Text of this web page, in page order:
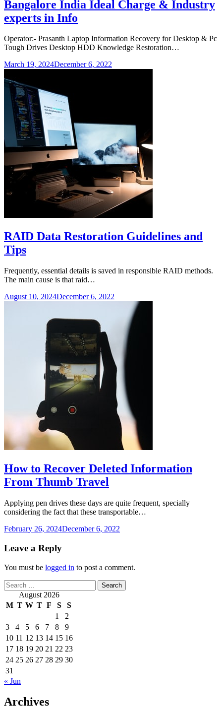
Bangalore India Ideal Charge & Industry
experts in Info
Operator:- Prasanth Laptop Information Recovery for Desktop & Pc
Tough Drives Desktop HDD Knowledge Restoration…
March 19, 2024December 6, 2022
RAID Data Restoration Guidelines and
Tips
Frequently, essential details is saved in responsible RAID methods.
The main cause is that raid…
August 10, 2024December 6, 2022
How to Recover Deleted Information
From Thumb Travel
Applying pen drives these days are quite frequent, specially
considering the fact that these transportable…
February 26, 2024December 6, 2022
Leave a Reply
You must be logged in to post a comment.
Search
for: August 2026
M T W T F S
S
1
2
3
4 5 6 7 8
9
10 11 12 13 14 15 16
17 18 19 20 21 22 23
24 25 26 27 28 29 30
31
« Jun
Archives